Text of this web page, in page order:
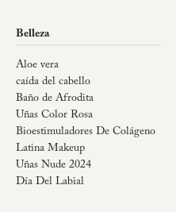
Belleza
Aloe vera
caída del cabello
Baño de Afrodita
Uñas Color Rosa
Bioestimuladores De Colágeno
Latina Makeup
Uñas Nude 2024
Día Del Labial